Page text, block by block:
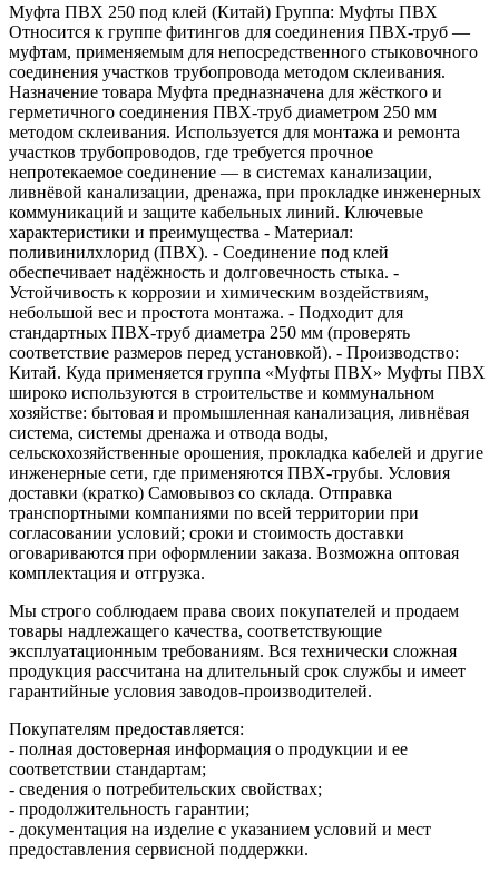
Муфта ПВХ 250 под клей (Китай) Группа: Муфты ПВХ
Относится к группе фитингов для соединения ПВХ‑труб —
муфтам, применяемым для непосредственного стыковочного
соединения участков трубопровода методом склеивания.
Назначение товара Муфта предназначена для жёсткого и
герметичного соединения ПВХ‑труб диаметром 250 мм
методом склеивания. Используется для монтажа и ремонта
участков трубопроводов, где требуется прочное
непротекаемое соединение — в системах канализации,
ливнёвой канализации, дренажа, при прокладке инженерных
коммуникаций и защите кабельных линий. Ключевые
характеристики и преимущества - Материал:
поливинилхлорид (ПВХ). - Соединение под клей
обеспечивает надёжность и долговечность стыка. -
Устойчивость к коррозии и химическим воздействиям,
небольшой вес и простота монтажа. - Подходит для
стандартных ПВХ‑труб диаметра 250 мм (проверять
соответствие размеров перед установкой). - Производство:
Китай. Куда применяется группа «Муфты ПВХ» Муфты ПВХ
широко используются в строительстве и коммунальном
хозяйстве: бытовая и промышленная канализация, ливнёвая
система, системы дренажа и отвода воды,
сельскохозяйственные орошения, прокладка кабелей и другие
инженерные сети, где применяются ПВХ‑трубы. Условия
доставки (кратко) Самовывоз со склада. Отправка
транспортными компаниями по всей территории при
согласовании условий; сроки и стоимость доставки
оговариваются при оформлении заказа. Возможна оптовая
комплектация и отгрузка.
Мы строго соблюдаем права своих покупателей и продаем
товары надлежащего качества, соответствующие
эксплуатационным требованиям. Вся технически сложная
продукция рассчитана на длительный срок службы и имеет
гарантийные условия заводов-производителей.
Покупателям предоставляется:
- полная достоверная информация о продукции и ее
соответствии стандартам;
- сведения о потребительских свойствах;
- продолжительность гарантии;
- документация на изделие с указанием условий и мест
предоставления сервисной поддержки.